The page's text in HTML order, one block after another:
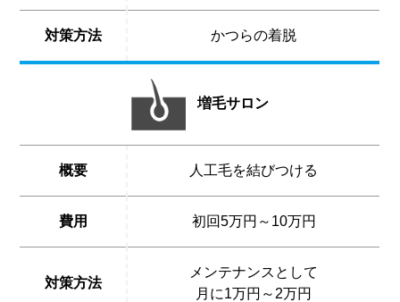
対策方法 かつらの着脱
増毛サロン
概要 人工毛を結びつける
費用 初回5万円～10万円
対策方法
メンテナンスとして
月に1万円～2万円